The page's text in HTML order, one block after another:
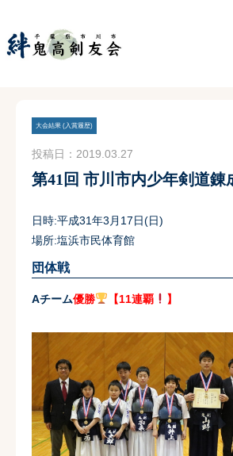
大会結果 (入賞履歴)
投稿日：2019.03.27
第41回 市川市内少年剣道錬
日時:平成31年3月17日(日)
場所:塩浜市民体育館
団体戦
Aチーム優勝 【11連覇 】